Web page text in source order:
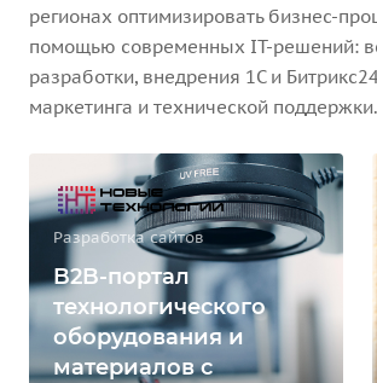
регионах оптимизировать бизнес-
помощью современных IT-решений:
разработки, внедрения 1С и
маркетинга и технической поддержки.
Разработка сайтов
B2B-портал
технологического
оборудования и
материалов с